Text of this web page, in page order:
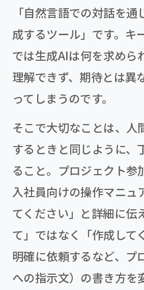
「自然言語での対話を通
成するツール」です。キ
では生成AIは何を求めら
理解できず、期待とは異
ってしまうのです。
そこで大切なことは、人
するときと同じように、
ること。プロジェクト参
入社員向けの操作マニュ
てください」と詳細に伝
て」ではなく「作成して
明確に依頼するなど、プ
への指示文）の書き方を